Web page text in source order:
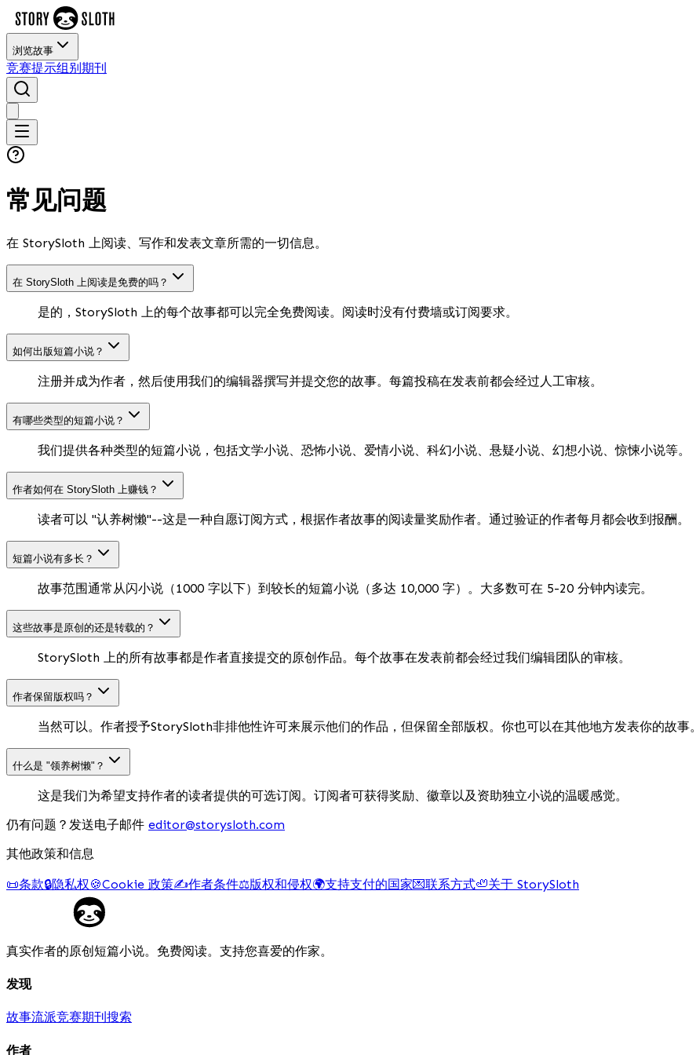
浏览故事
竞赛提示组别期刊
常见问题
在 StorySloth 上阅读、写作和发表文章所需的一切信息。
在 StorySloth 上阅读是免费的吗？
是的，StorySloth 上的每个故事都可以完全免费阅读。阅读时没有付费墙或订阅要求。
如何出版短篇小说？
注册并成为作者，然后使用我们的编辑器撰写并提交您的故事。每篇投稿在发表前都会经过人工审核。
有哪些类型的短篇小说？
我们提供各种类型的短篇小说，包括文学小说、恐怖小说、爱情小说、科幻小说、悬疑小说、幻想小说、惊悚小说等。
作者如何在 StorySloth 上赚钱？
读者可以 "认养树懒"--这是一种自愿订阅方式，根据作者故事的阅读量奖励作者。通过验证的作者每月都会收到报酬。
短篇小说有多长？
故事范围通常从闪小说（1000 字以下）到较长的短篇小说（多达 10,000 字）。大多数可在 5-20 分钟内读完。
这些故事是原创的还是转载的？
StorySloth 上的所有故事都是作者直接提交的原创作品。每个故事在发表前都会经过我们编辑团队的审核。
作者保留版权吗？
当然可以。作者授予StorySloth非排他性许可来展示他们的作品，但保留全部版权。你也可以在其他地方发表你的故事。
什么是 "领养树懒"？
这是我们为希望支持作者的读者提供的可选订阅。订阅者可获得奖励、徽章以及资助独立小说的温暖感觉。
仍有问题？发送电子邮件 editor@storysloth.com
其他政策和信息
📜条款🔒隐私权🍪Cookie 政策✍️作者条件⚖️版权和侵权🌍支持支付的国家💌联系方式🦥关于 StorySloth
真实作者的原创短篇小说。免费阅读。支持您喜爱的作家。
发现
故事流派竞赛期刊 搜索
作者